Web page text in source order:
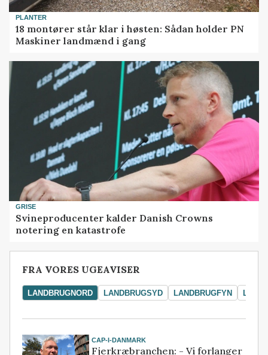
PLANTER
18 montører står klar i høsten: Sådan holder PN
Maskiner landmænd i gang
GRISE
Svineproducenter kalder Danish Crowns
notering en katastrofe
FRA VORES UGEAVISER
LANDBRUGNORD LANDBRUGSYD LANDBRUGFYN
CAP-I-DANMARK
Fjerkræbranchen: - Vi forlanger